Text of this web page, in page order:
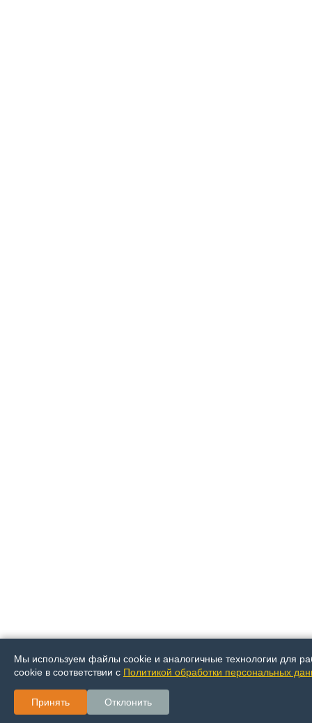
Мы используем файлы cookie и аналогичные технологии для
cookie в соответствии с Политикой обработки персональных
Принять Отклонить